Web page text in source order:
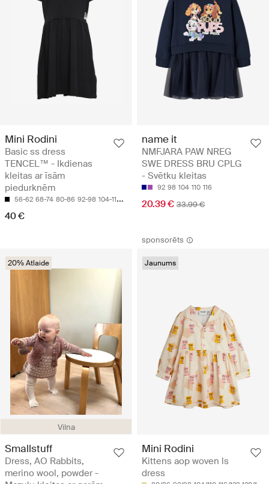
Mini Rodini
Basic ss dress
TENCEL™ - Ikdienas
kleitas ar īsām
piedurknēm
56-62 68-74 80-86 92-98 104-110
40 €
name it
NMFJARA PAW NREG
SWE DRESS BRU CPLG
- Svētku kleitas
92 98 104 110 116
20.39 € 33.99 €
Vilna
20% Atlaide
Smallstuff
Dress, AO Rabbits,
merino wool, powder -
sponsorēts
Jaunums
Mini Rodini
Kittens aop woven ls
dress